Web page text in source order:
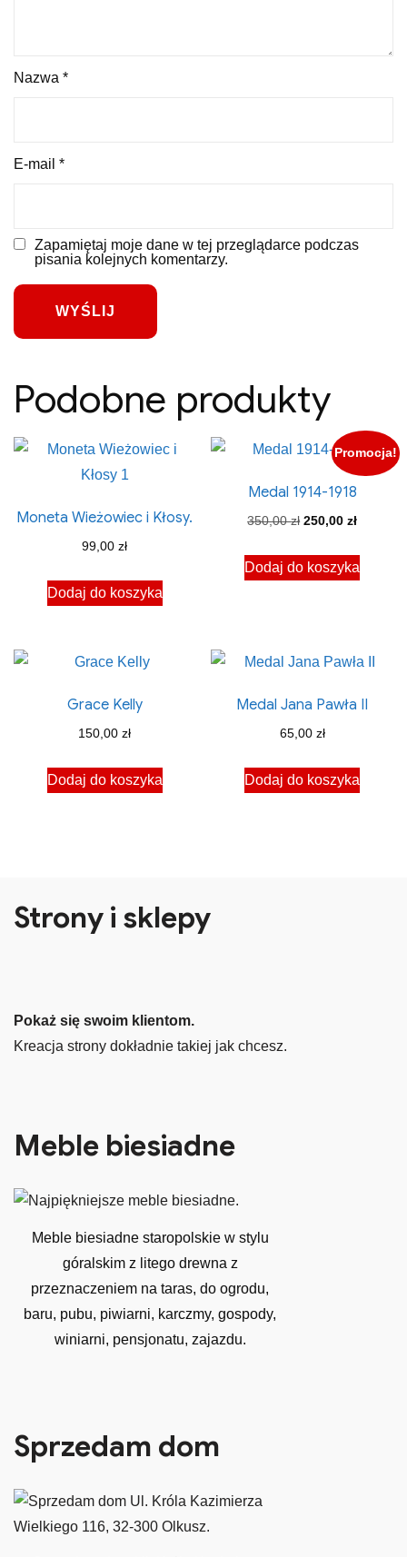
Nazwa *
E-mail *
Zapamiętaj moje dane w tej przeglądarce podczas
pisania kolejnych komentarzy.
Podobne produkty
Moneta Wieżowiec i Kłosy.
99,00zł
Dodaj do koszyka
Promocja!
Medal 1914-1918
350,00zł Pierwotna
wynosiła:
250,00złAktualna
wynosi:
Dodaj do koszyka
Grace Kelly
150,00zł
Dodaj do koszyka
Medal Jana Pawła II
65,00 zł
Dodaj do koszyka
Strony i sklepy
Pokaż się swoim klientom.
Kreacja strony dokładnie takiej jak chcesz.
Meble biesiadne
Meble biesiadne staropolskie w stylu
góralskim z litego drewna z
przeznaczeniem na taras, do ogrodu,
baru, pubu, piwiarni, karczmy, gospody,
winiarni, pensjonatu, zajazdu.
Sprzedam dom